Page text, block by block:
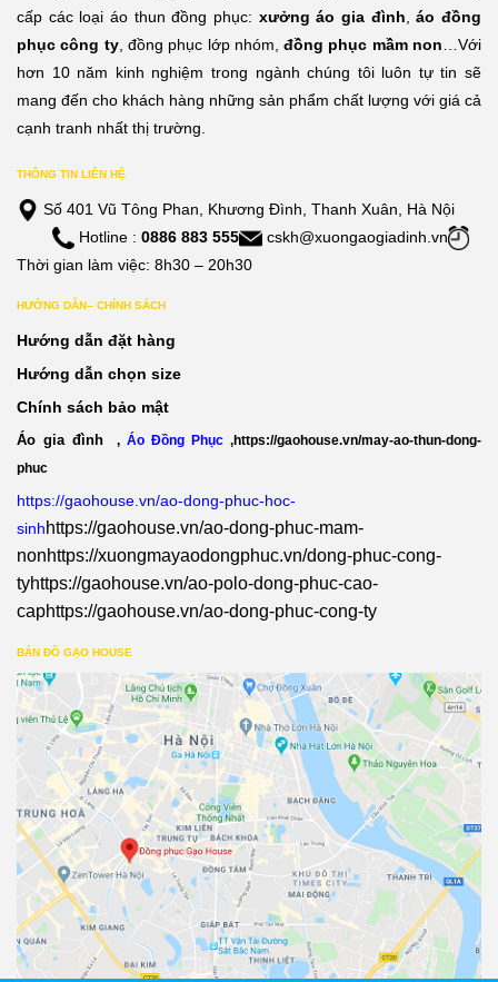
cấp các loại áo thun đồng phục: xưởng áo gia đình,áo đồng
phục công ty, đồng phục lớp nhóm,đồng phục mầm non…Với
hơn 10 năm kinh nghiệm trong ngành chúng tôi luôn tự tin sẽ
mang đến cho khách hàng những sản phẩm chất lượng với giá cả
cạnh tranh nhất thị trường.
THÔNG TIN LIÊN HỆ
Số 401 Vũ Tông Phan, Khương Đình, Thanh Xuân, Hà Nội
Hotline : 0886 883 555
cskh@xuongaogiadinh.vn
Thời gian làm việc: 8h30 – 20h30
HƯỚNG DẪN– CHÍNH SÁCH
Hướng dẫn đặt hàng
Hướng dẫn chọn size
Chính sách bảo mật
Áo gia đình , Áo Đồng Phục ,https://gaohouse.vn/may-ao-thun-dong-
phuc
https://gaohouse.vn/ao-dong-phuc-hoc-
sinhhttps://gaohouse.vn/ao-dong-phuc-mam-
nonhttps://xuongmayaodongphuc.vn/dong-phuc-cong-
tyhttps://gaohouse.vn/ao-polo-dong-phuc-cao-
caphttps://gaohouse.vn/ao-dong-phuc-cong-ty
BẢN ĐỒ GẠO HOUSE